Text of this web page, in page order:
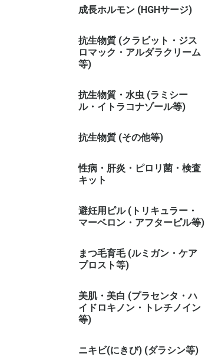
成長ホルモン (HGHサージ)
抗生物質 (クラビット・ジス
ロマック・アルダラクリーム
等)
抗生物質・水虫 (ラミシー
ル・イトラコナゾール等)
抗生物質 (その他等)
性病・肝炎・ピロリ菌・検査
キット
避妊用ピル (トリキュラー・
マーベロン・アフターピル等)
まつ毛育毛 (ルミガン・ケア
プロスト等)
美肌・美白 (プラセンタ・ハ
イドロキノン・トレチノイン
等)
ニキビ(にきび) (ダラシン等)